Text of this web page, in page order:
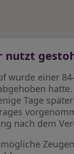
nutzt
wurde einer
Tage
nach dem